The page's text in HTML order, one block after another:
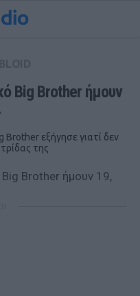
Big Brother ήμουν
Brother εξήγησε γιατί δεν
της